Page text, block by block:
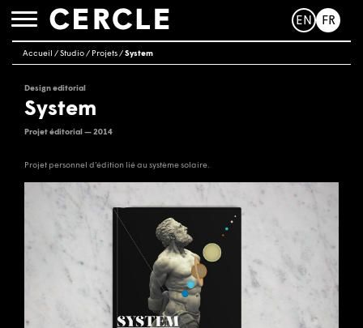
Toggle
EN FR
Accueil /Studio/ Projets/System
Design editorial
System
Projet éditorial — 2014
Projet personnel d’édition lié au système solaire.